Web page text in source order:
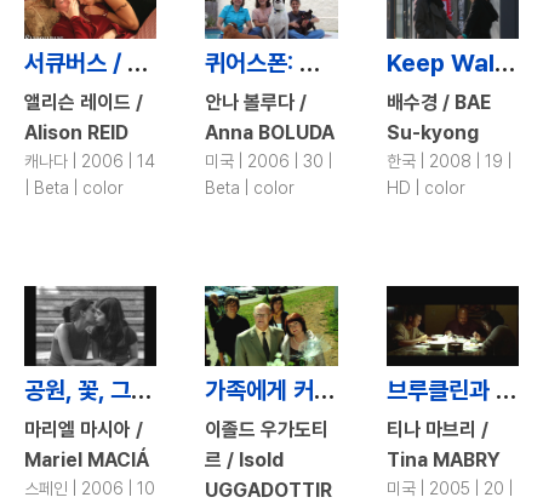
서큐버스 / Succubus
앨리슨 레이드 /
Alison REID
캐나다 | 2006 | 14
| Beta | color
퀴어스폰: 퀴어의 아이들 / Queer Spawn
안나 볼루다 /
Anna BOLUDA
미국 | 2006 | 30 |
Beta | color
Keep Walking / Keep Walking
배수경 / BAE
Su-kyong
한국 | 2008 | 19 |
HD | color
공원, 꽃, 그리고 첫키스 / Flowers at the Park (or First Kisses)
마리엘 마시아 /
Mariel MACIÁ
스페인 | 2006 | 10
가족에게 커밍아웃하는 다양한 방법 / Family Reunion
이졸드 우가도티
르 / Isold
UGGADOTTIR
브루클린과 조르단 / Brooklyn\'s Bridge to Jordan
티나 마브리 /
Tina MABRY
미국 | 2005 | 20 |